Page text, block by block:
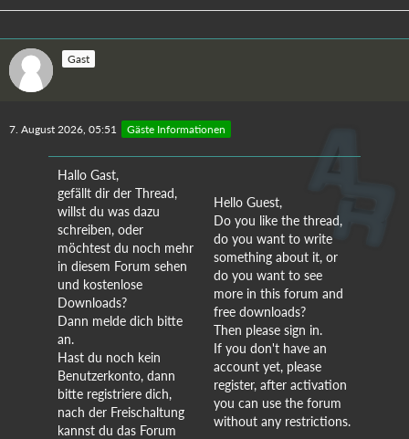
Gast
7. August 2026, 05:51 Gäste Informationen
Hallo Gast,
gefällt dir der Thread,
willst du was dazu
schreiben, oder
möchtest du noch mehr
in diesem Forum sehen
und kostenlose
Downloads?
Dann melde dich bitte
an.
Hast du noch kein
Benutzerkonto, dann
bitte registriere dich,
nach der Freischaltung
kannst du das Forum
Hello Guest,
Do you like the thread,
do you want to write
something about it, or
do you want to see
more in this forum and
free downloads?
Then please sign in.
If you don't have an
account yet, please
register, after activation
you can use the forum
without any restrictions.